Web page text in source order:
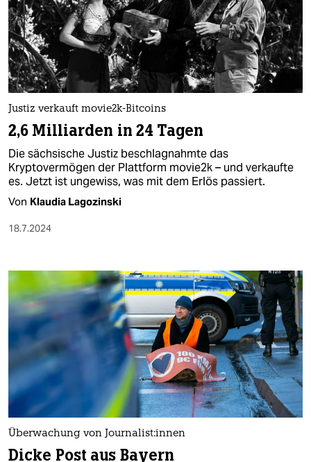
Justiz verkauft movie2k-Bitcoins
2,6 Milliarden in 24 Tagen
Die sächsische Justiz beschlagnahmte das
Kryptovermögen der Plattform movie2k – und verkaufte
es. Jetzt ist ungewiss, was mit dem Erlös passiert.
Von Klaudia Lagozinski
18.7.2024
Überwachung von Jour­na­lis­t:in­nen
Dicke Post aus Bayern